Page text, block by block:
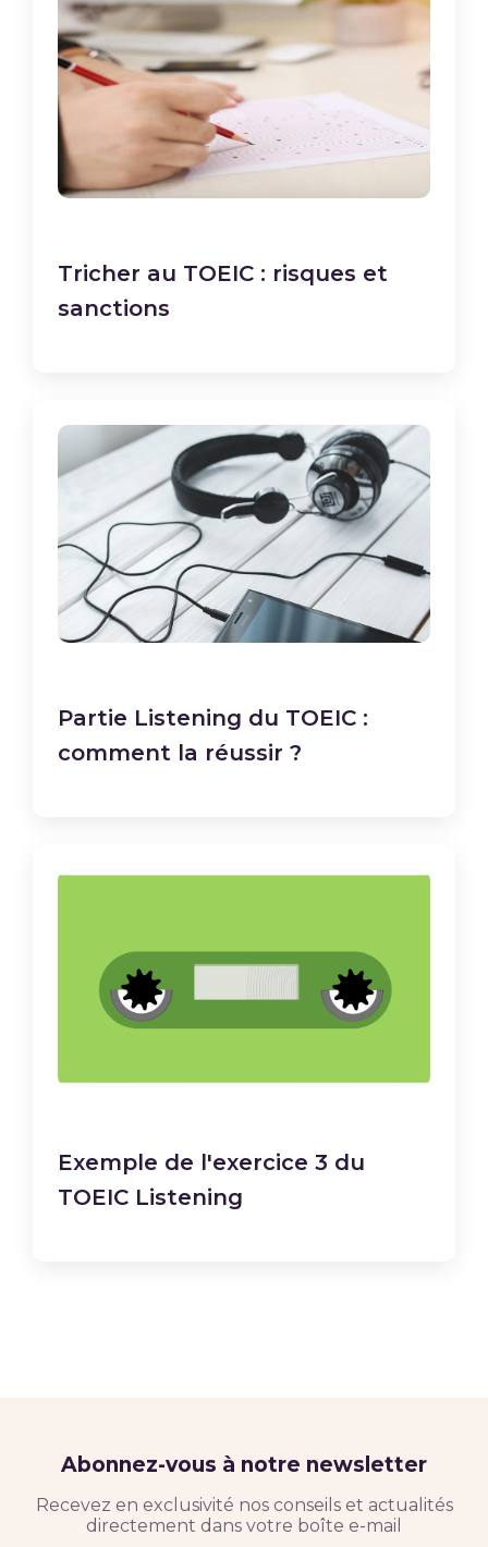
Tricher au TOEIC : risques et
sanctions
Partie Listening du TOEIC :
comment la réussir ?
Exemple de l'exercice 3 du
TOEIC Listening
Abonnez-vous à notre newsletter
Recevez en exclusivité nos conseils et actualités
directement dans votre boîte e-mail